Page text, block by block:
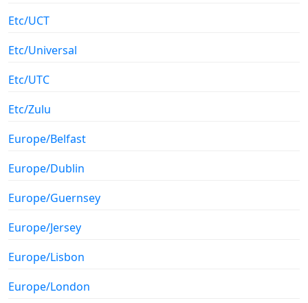
Etc/UCT
Etc/Universal
Etc/UTC
Etc/Zulu
Europe/Belfast
Europe/Dublin
Europe/Guernsey
Europe/Jersey
Europe/Lisbon
Europe/London